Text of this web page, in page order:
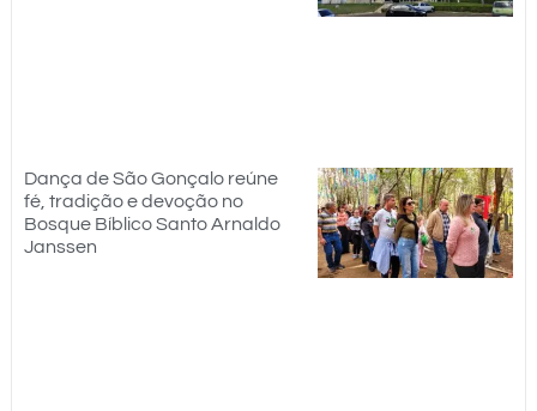
Dança de São Gonçalo reúne
fé, tradição e devoção no
Bosque Bíblico Santo Arnaldo
Janssen